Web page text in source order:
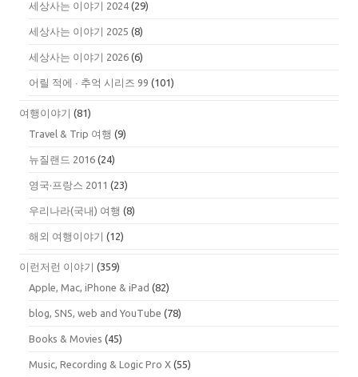
세상사는 이야기 2024 (29)
세상사는 이야기 2025 (8)
세상사는 이야기 2026 (6)
어릴 적에 ∙ 추억 시리즈 99 (101)
여행이야기 (81)
Travel & Trip 여행 (9)
뉴질랜드 2016 (24)
영국·프랑스 2011 (23)
우리나라(국내) 여행 (8)
해외 여행이야기 (12)
이런저런 이야기 (359)
Apple, Mac, iPhone & iPad (82)
blog, SNS, web and YouTube (78)
Books & Movies (45)
Music, Recording & Logic Pro X (55)